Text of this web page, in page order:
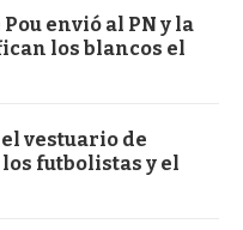
envió al PN y la
los blancos el
vestuario de
futbolistas y el